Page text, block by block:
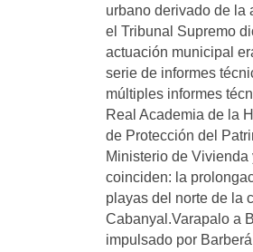
urbano derivado de la
el Tribunal Supremo
actuación municipal
serie de informes
múltiples informes
Real Academia de la
de Protección del
Ministerio de
coinciden: la
playas del norte de la
Cabanyal.Varapalo a
impulsado por